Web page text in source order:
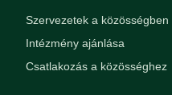
Szervezetek a közösségben
Intézmény ajánlása
Csatlakozás a közösséghez